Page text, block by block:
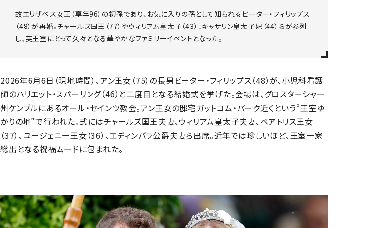
故エリザベス女王（享年96）の初孫であり、お気に入りの孫として知られるピーター・フィリップス
（48）が再婚。チャールズ国王（77）やウィリアム皇太子（43）、キャサリン皇太子妃（44）らが参列
し、英王室にとって久々となる華やかなファミリーイベントとなった。
2026年6月6日（現地時間）、アン王女（75）の長男ピーター・フィリップス（48）が、小児科看護
師のハリエット・スパーリング（46）と二度目となる結婚式を挙げた。会場は、グロスターシャー
州ケンブルにあるオール・セインツ教会。アン王女の邸宅ガットコム・パーク近くという“王室ゆ
かりの地”で行われた。式にはチャールズ国王夫妻、ウィリアム皇太子夫妻、ベアトリス王女
（37）、ユージェニー王女（36）、エディンバラ公爵夫妻ら出席。近年では珍しいほど、王室一家
総出となる祝福ムードに包まれた。